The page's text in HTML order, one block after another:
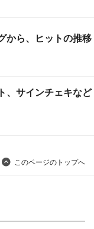
から、ヒットの推移
、サインチェキなど
このページのトップへ